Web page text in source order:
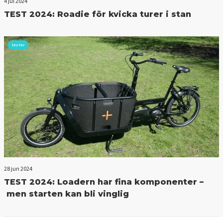
TEST 2024: Roadie för kvicka turer i stan
tester
28 jun 2024
TEST 2024: Loadern har fina komponenter –
men starten kan bli vinglig